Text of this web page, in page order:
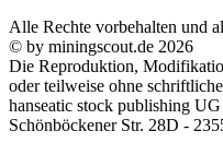
Alle Rechte vorbehalten und
© by miningscout.de 2026
Die Reproduktion,
oder teilweise ohne
hanseatic stock publishing
Schönböckener Str. 28D -